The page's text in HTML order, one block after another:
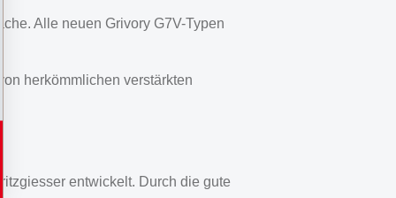
Alle neuen Grivory G7V-Typen
herkömmlichen verstärkten
entwickelt. Durch die gute